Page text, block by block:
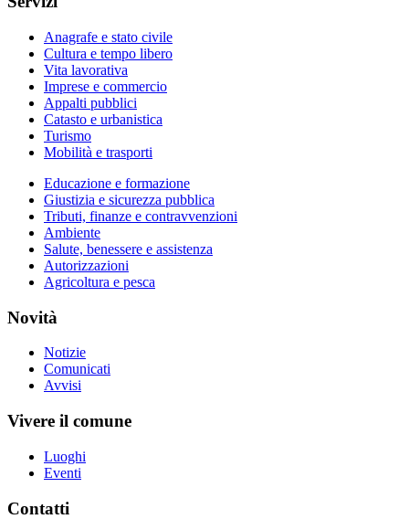
Anagrafe e stato civile
Cultura e tempo libero
Vita lavorativa
Imprese e commercio
Appalti pubblici
Catasto e urbanistica
Turismo
Mobilità e trasporti
Educazione e formazione
Giustizia e sicurezza pubblica
Tributi, finanze e contravvenzioni
Ambiente
Salute, benessere e assistenza
Autorizzazioni
Agricoltura e pesca
Novità
Notizie
Comunicati
Avvisi
Vivere il comune
Luoghi
Eventi
Contatti